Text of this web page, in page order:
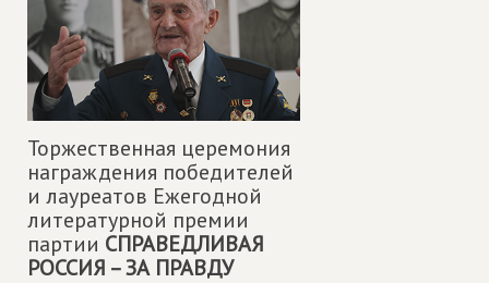
Торжественная церемония
награждения победителей
и лауреатов Ежегодной
литературной премии
партии СПРАВЕДЛИВАЯ
РОССИЯ – ЗА ПРАВДУ